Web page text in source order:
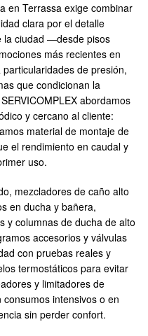
en Terrassa exige combinar
clara por el detalle
la ciudad —desde pisos
más recientes en
de presión,
que condicionan la
abordamos
y cercano al cliente:
material de montaje de
el rendimiento en caudal y
uso.
mezcladores de caño alto
en ducha y bañera,
y columnas de ducha de alto
accesorios y válvulas
con pruebas reales y
termostáticos para evitar
y limitadores de
intensivos o en
sin perder confort.